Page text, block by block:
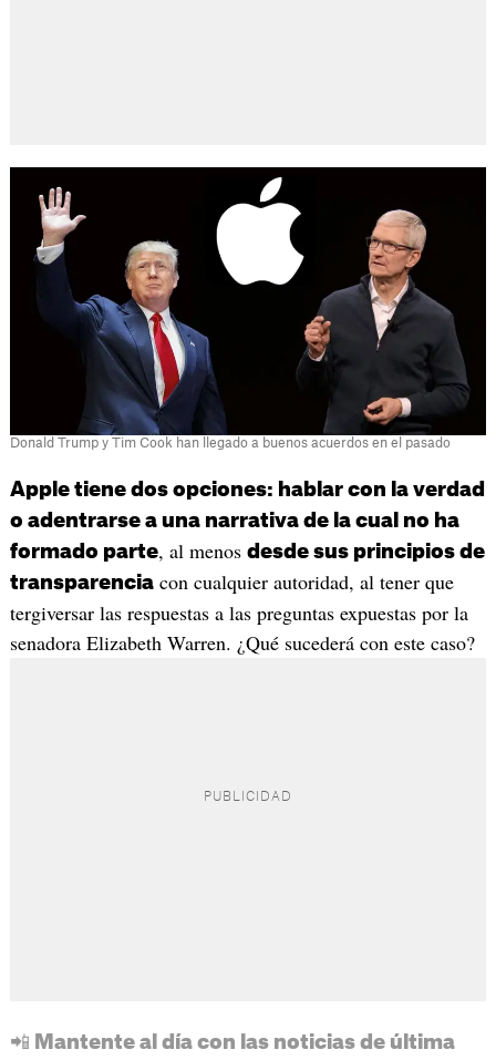
Donald Trump y Tim Cook han llegado a buenos acuerdos en el pasado
Apple tiene dos opciones: hablar con la verdad
o adentrarse a una narrativa de la cual no ha
formado parte, al menos desde sus principios de
transparenciacon cualquier autoridad, al tener que
tergiversar las respuestas a las preguntas expuestas por la
senadora Elizabeth Warren. ¿Qué sucederá con este caso?
📲 Mantente al día con las noticias de última